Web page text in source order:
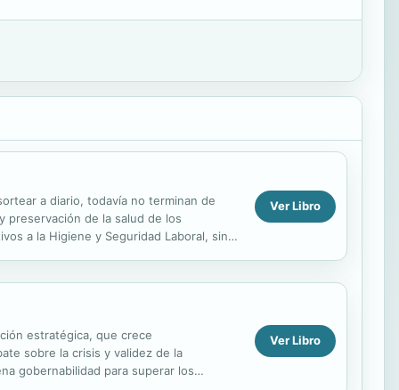
a diario, todavía no terminan de
preservación de la salud de los
a la Higiene y Seguridad Laboral, sin
Ver Libro
estratégica, que crece
sobre la crisis y validez de la
gobernabilidad para superar los
Ver Libro